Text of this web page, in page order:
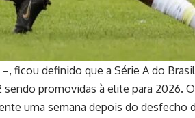
ficou definido que a Série A do
promovidas à elite para 2026.
uma semana depois do desfecho